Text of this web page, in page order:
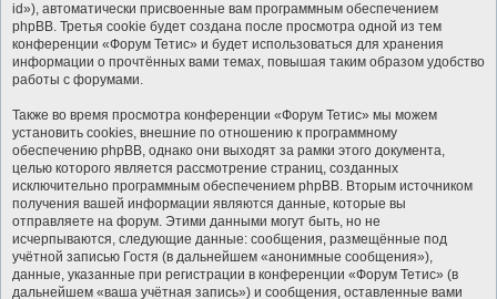
id»), автоматически присвоенные вам программным обеспечением
phpBB. Третья cookie будет создана после просмотра одной из тем
конференции «Форум Тетис» и будет использоваться для хранения
информации о прочтённых вами темах, повышая таким образом удобство
работы с форумами.
Также во время просмотра конференции «Форум Тетис» мы можем
установить cookies, внешние по отношению к программному
обеспечению phpBB, однако они выходят за рамки этого документа,
целью которого является рассмотрение страниц, созданных
исключительно программным обеспечением phpBB. Вторым источником
получения вашей информации являются данные, которые вы
отправляете на форум. Этими данными могут быть, но не
исчерпываются, следующие данные: сообщения, размещённые под
учётной записью Гостя (в дальнейшем «анонимные сообщения»),
данные, указанные при регистрации в конференции «Форум Тетис» (в
дальнейшем «ваша учётная запись») и сообщения, оставленные вами